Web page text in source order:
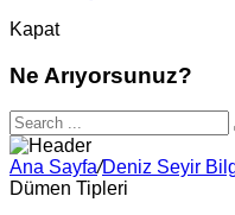
Kapat
Ne Arıyorsunuz?
Ana Sayfa/Deniz Seyir
Dümen Tipleri